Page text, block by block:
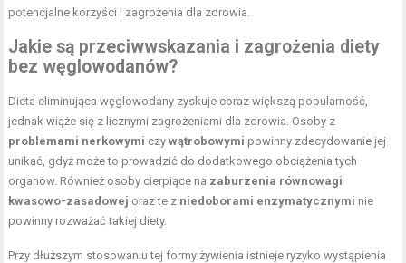
potencjalne korzyści i zagrożenia dla zdrowia.
Jakie są przeciwwskazania i zagrożenia diety
bez węglowodanów?
Dieta eliminująca węglowodany zyskuje coraz większą popularność,
jednak wiąże się z licznymi zagrożeniami dla zdrowia. Osoby z
problemami nerkowymi czywątrobowymi powinny zdecydowanie jej
unikać, gdyż może to prowadzić do dodatkowego obciążenia tych
organów. Również osoby cierpiące na zaburzenia równowagi
kwasowo-zasadowej oraz te z niedoborami enzymatycznymi nie
powinny rozważać takiej diety.
Przy dłuższym stosowaniu tej formy żywienia istnieje ryzyko wystąpienia